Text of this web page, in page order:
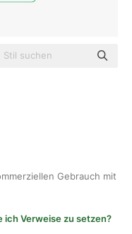
Gebrauch mit
ich Verweise zu setzen?